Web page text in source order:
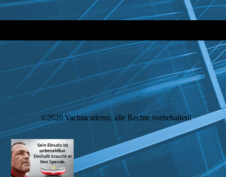
©2020 Yachtacademy, alle Rechte vorbehalten!